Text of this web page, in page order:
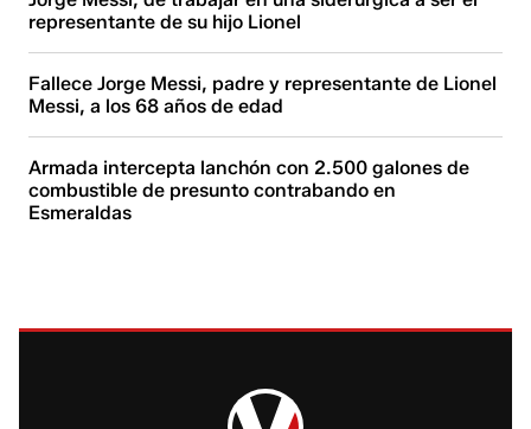
representante de su hijo Lionel
Fallece Jorge Messi, padre y representante de Lionel
Messi, a los 68 años de edad
Armada intercepta lanchón con 2.500 galones de
combustible de presunto contrabando en
Esmeraldas